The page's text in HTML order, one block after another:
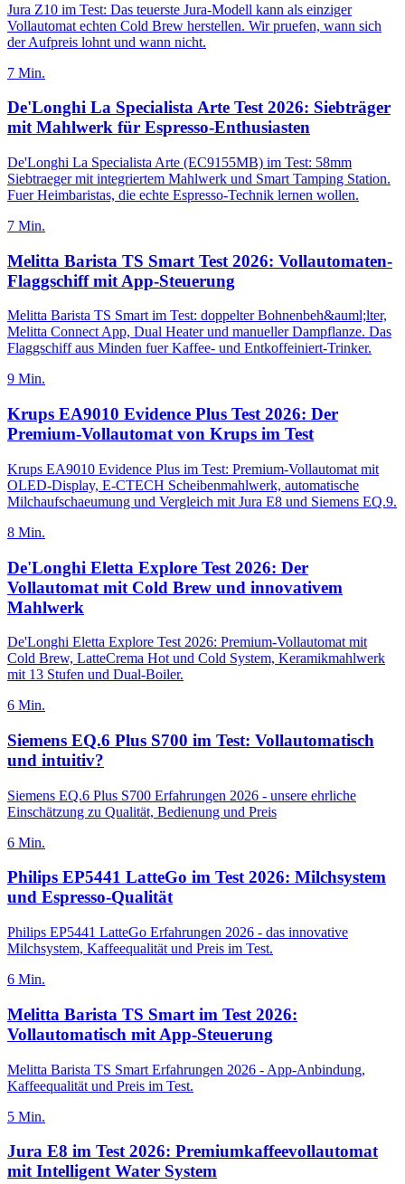
Jura Z10 im Test: Das teuerste Jura-Modell kann als einziger
Vollautomat echten Cold Brew herstellen. Wir pruefen, wann sich
der Aufpreis lohnt und wann nicht.
7 Min.
De'Longhi La Specialista Arte Test 2026: Siebträger
mit Mahlwerk für Espresso-Enthusiasten
De'Longhi La Specialista Arte (EC9155MB) im Test: 58mm
Siebtraeger mit integriertem Mahlwerk und Smart Tamping Station.
Fuer Heimbaristas, die echte Espresso-Technik lernen wollen.
7 Min.
Melitta Barista TS Smart Test 2026: Vollautomaten-
Flaggschiff mit App-Steuerung
Melitta Barista TS Smart im Test: doppelter Bohnenbeh&auml;lter,
Melitta Connect App, Dual Heater und manueller Dampflanze. Das
Flaggschiff aus Minden fuer Kaffee- und Entkoffeiniert-Trinker.
9 Min.
Krups EA9010 Evidence Plus Test 2026: Der
Premium-Vollautomat von Krups im Test
Krups EA9010 Evidence Plus im Test: Premium-Vollautomat mit
OLED-Display, E-CTECH Scheibenmahlwerk, automatische
Milchaufschaeumung und Vergleich mit Jura E8 und Siemens EQ.9.
8 Min.
De'Longhi Eletta Explore Test 2026: Der
Vollautomat mit Cold Brew und innovativem
Mahlwerk
De'Longhi Eletta Explore Test 2026: Premium-Vollautomat mit
Cold Brew, LatteCrema Hot und Cold System, Keramikmahlwerk
mit 13 Stufen und Dual-Boiler.
6 Min.
Siemens EQ.6 Plus S700 im Test: Vollautomatisch
und intuitiv?
Siemens EQ.6 Plus S700 Erfahrungen 2026 - unsere ehrliche
Einschätzung zu Qualität, Bedienung und Preis
6 Min.
Philips EP5441 LatteGo im Test 2026: Milchsystem
und Espresso-Qualität
Philips EP5441 LatteGo Erfahrungen 2026 - das innovative
Milchsystem, Kaffeequalität und Preis im Test.
6 Min.
Melitta Barista TS Smart im Test 2026:
Vollautomatisch mit App-Steuerung
Melitta Barista TS Smart Erfahrungen 2026 - App-Anbindung,
Kaffeequalität und Preis im Test.
5 Min.
Jura E8 im Test 2026: Premiumkaffeevollautomat
mit Intelligent Water System